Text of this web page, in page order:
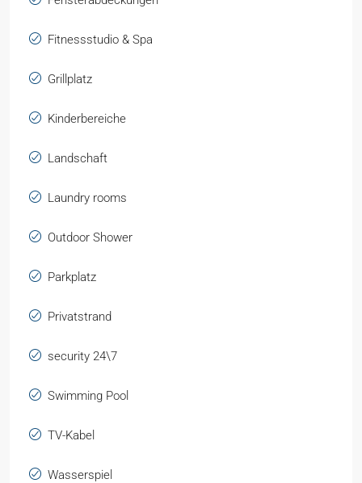
Fitnessstudio & Spa
Grillplatz
Kinderbereiche
Landschaft
Laundry rooms
Outdoor Shower
Parkplatz
Privatstrand
security 24\7
Swimming Pool
TV-Kabel
Wasserspiel